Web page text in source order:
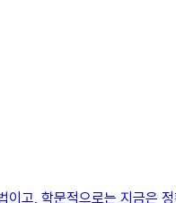
고, 학문적으로는 지금은